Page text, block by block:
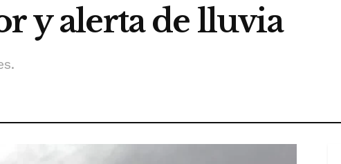
y alerta de lluvia